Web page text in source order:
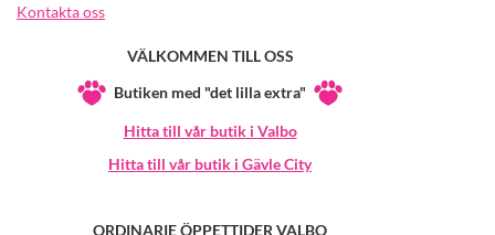
Kontakta oss
VÄLKOMMEN TILL OSS
Butiken med "det lilla extra"
Hitta till vår butik i Valbo
Hitta till vår butik i Gävle City
ORDINARIE ÖPPETTIDER VALBO